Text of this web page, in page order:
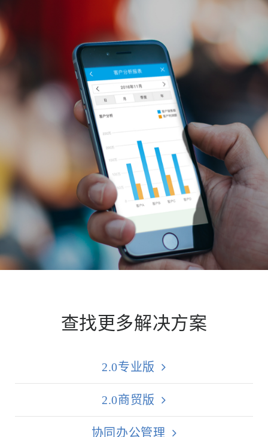
查找更多解决方案
2.0专业版
2.0商贸版
协同办公管理